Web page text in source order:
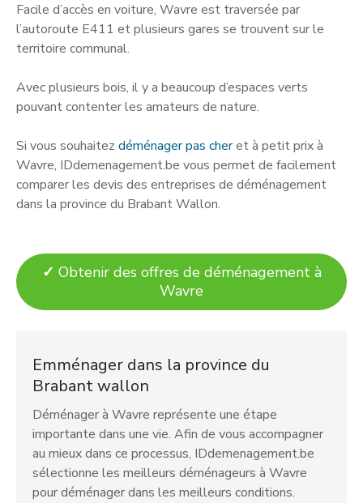
Facile d’accès en voiture, Wavre est traversée par
l’autoroute E411 et plusieurs gares se trouvent sur le
territoire communal.
Avec plusieurs bois, il y a beaucoup d’espaces verts
pouvant contenter les amateurs de nature.
Si vous souhaitez déménager pas cheret à petit prix à
Wavre, IDdemenagement.be vous permet de facilement
comparer les devis des entreprises de déménagement
dans la province du Brabant Wallon.
✓ Obtenir des offres de déménagement à
Wavre
Emménager dans la province du
Brabant wallon
Déménager à Wavre représente une étape
importante dans une vie. Afin de vous accompagner
au mieux dans ce processus, IDdemenagement.be
sélectionne les meilleurs déménageurs à Wavre
pour déménager dans les meilleurs conditions.